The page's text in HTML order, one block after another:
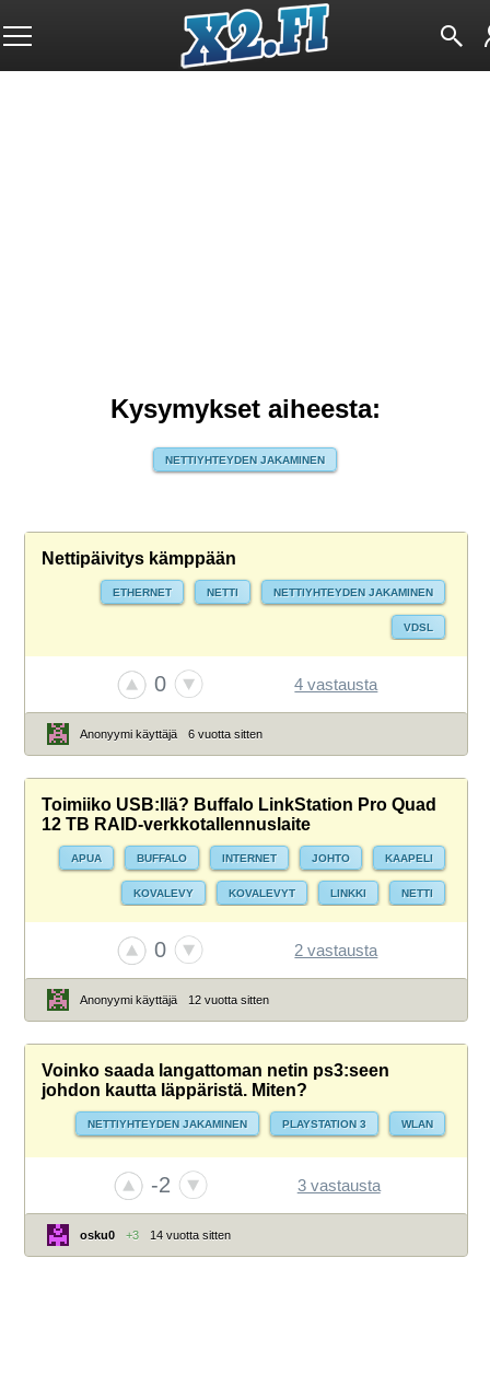
Kysymykset aiheesta:
NETTIYHTEYDEN JAKAMINEN
Nettipäivitys kämppään
ETHERNET NETTI NETTIYHTEYDEN JAKAMINEN
VDSL
0 4 vastausta
Anonyymi käyttäjä 6 vuotta sitten
Toimiiko USB:llä? Buffalo LinkStation Pro Quad
12 TB RAID-verkkotallennuslaite
APUA BUFFALO INTERNET JOHTO KAAPELI
KOVALEVY KOVALEVYT LINKKI NETTI
TALLENNUS TALLENNUSTILA
USB USB 2.0 USB-PORTTI
0 2 vastausta
Anonyymi käyttäjä 12 vuotta sitten
Voinko saada langattoman netin ps3:seen
johdon kautta läppäristä. Miten?
NETTIYHTEYDEN JAKAMINEN PLAYSTATION 3 WLAN
-2 3 vastausta
osku0 +3 14 vuotta sitten